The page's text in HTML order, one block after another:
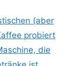
(aber
probiert
die